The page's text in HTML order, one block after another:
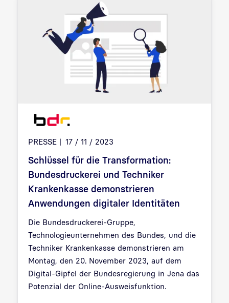
PRESSE 17 / 11 / 2023
Schlüssel für die Transformation:
Bundesdruckerei und Techniker
Krankenkasse demonstrieren
Anwendungen digitaler Identitäten
Die Bundesdruckerei-Gruppe,
Technologieunternehmen des Bundes, und die
Techniker Krankenkasse demonstrieren am
Montag, den 20. November 2023, auf dem
Digital-Gipfel der Bundesregierung in Jena das
Potenzial der Online-Ausweisfunktion.